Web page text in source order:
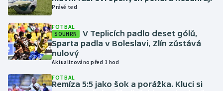
Gymnastika
Házená
Jezdectví
Judo
Právě teď
FOTBAL
SOUHRN
V Teplicích padlo deset gólů,
Sparta padla v Boleslavi, Zlín zůstává
nulový
Aktualizováno před 1 hod
FOTBAL
Remíza 5:5 jako šok a porážka. Kluci si